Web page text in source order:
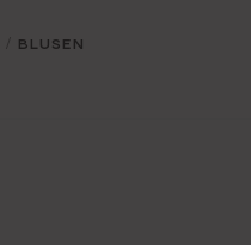
BLUSEN